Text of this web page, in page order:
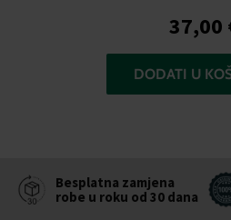
37,00
DODATI U
Besplatna zamjena
robe u roku od 30 dana